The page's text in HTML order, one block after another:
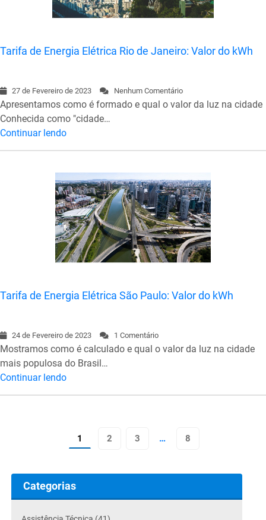
Tarifa de Energia Elétrica Rio de Janeiro: Valor do kWh
27 de Fevereiro de 2023 Nenhum Comentário
Apresentamos como é formado e qual o valor da luz na cidade
Conhecida como "cidade…
Continuar lendo
Tarifa de Energia Elétrica São Paulo: Valor do kWh
24 de Fevereiro de 2023 1 Comentário
Mostramos como é calculado e qual o valor da luz na cidade
mais populosa do Brasil…
Continuar lendo
1 2 3 … 8
Categorias